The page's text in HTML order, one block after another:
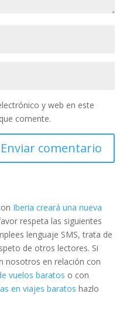
y web en este
comente.
Iberia creará una nueva
respeta las siguientes
lenguaje SMS, trata de
de otros lectores. Si
nosotros en relación con
vuelos baratos o con
en viajes baratos hazlo